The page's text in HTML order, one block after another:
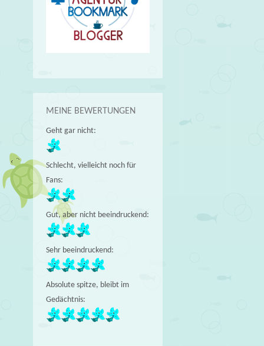
MEINE BEWERTUNGEN
Geht gar nicht:
Schlecht, vielleicht noch für
Fans:
Gut, aber nicht beeindruckend:
Sehr beeindruckend:
Absolute spitze, bleibt im
Gedächtnis: